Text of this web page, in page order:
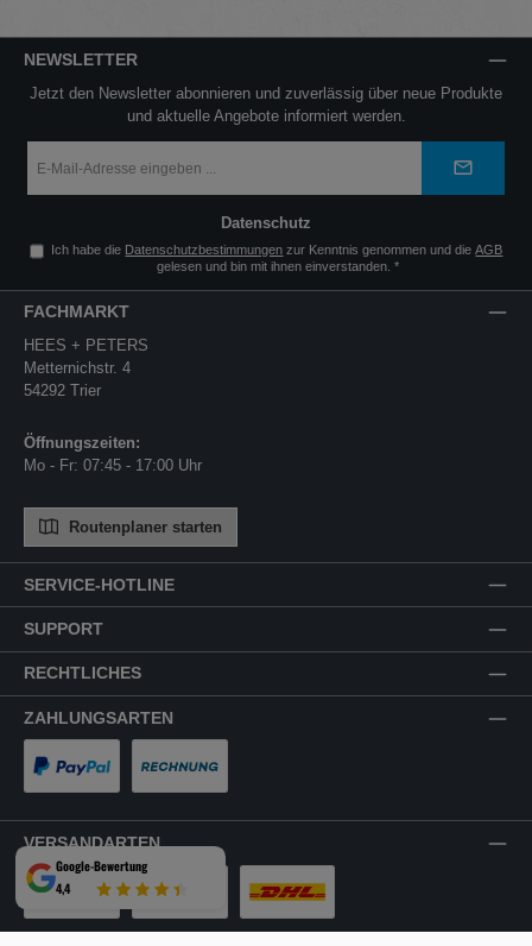
NEWSLETTER
Jetzt den Newsletter abonnieren und zuverlässig über neue Produkte
und aktuelle Angebote informiert werden.
Mail-
*
Datenschutz
Ich habe die Datenschutzbestimmungen zur Kenntnis genommen und dieAGB
gelesen und bin mit ihnen einverstanden. *
SERVICE-HOTLINE
SUPPORT
RECHTLICHES
ZAHLUNGSARTEN
VERSANDARTEN
LKW-Tour Spedition DHL
FACHMARKT
HEES + PETERS
Metternichstr. 4
54292 Trier
Öffnungszeiten:
Mo - Fr: 07:45 - 17:00 Uhr
Routenplaner starten
Google-Bewertung
4,4